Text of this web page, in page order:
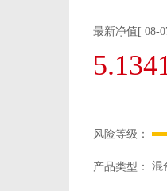
最新净值[ 08-
风险等级：
产品类型： 混